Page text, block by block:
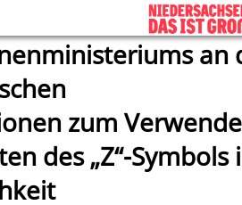
an
zum
des „Z“-Symbols